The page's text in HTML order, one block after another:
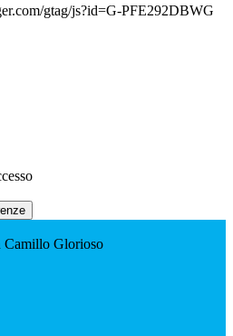
gtag/js?id=G-PFE292DBWG
Camillo Glorioso